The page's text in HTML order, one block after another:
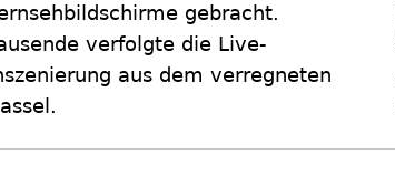
gebracht.
verfolgte die Live-
aus dem verregneten